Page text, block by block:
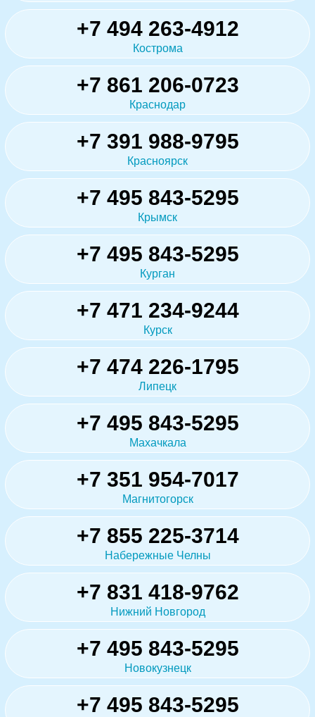
+7 494 263-4912
Кострома
+7 861 206-0723
Краснодар
+7 391 988-9795
Красноярск
+7 495 843-5295
Крымск
+7 495 843-5295
Курган
+7 471 234-9244
Курск
+7 474 226-1795
Липецк
+7 495 843-5295
Махачкала
+7 351 954-7017
Магнитогорск
+7 855 225-3714
Набережные Челны
+7 831 418-9762
Нижний Новгород
+7 495 843-5295
Новокузнецк
+7 495 843-5295